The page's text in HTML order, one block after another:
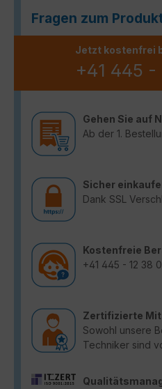
Fragen zum
Jetzt kostenfrei
+41 445
Gehen Sie auf
Ab der 1.
Sicher
Dank SSL
Kostenfreie
+41 445 - 12 38
Zertifizierte
Sowohl unsere
Techniker sind